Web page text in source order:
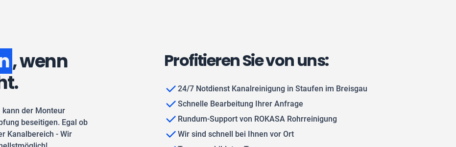
, wenn
kann der Monteur
beseitigen. Egal ob
Kanalbereich - Wir
Profitieren Sie von uns:
24/7 Notdienst Kanalreinigung in Staufen im Breisgau
Schnelle Bearbeitung Ihrer Anfrage
Rundum-Support von ROKASA Rohrreinigung
Wir sind schnell bei Ihnen vor Ort